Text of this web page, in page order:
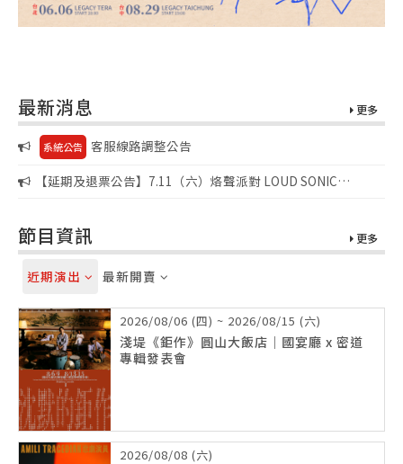
最新消息 更多
系統公告
客服線路調整公告
【延期及退票公告】7.11（六）烙聲派對 LOUD SONIC
節目資訊 更多
近期演出 最新開賣
2026/08/06 (四) ~ 2026/08/15 (六)
淺堤《鉅作》圓山大飯店｜國宴廳 x 密道
專輯發表會
2026/08/08 (六)